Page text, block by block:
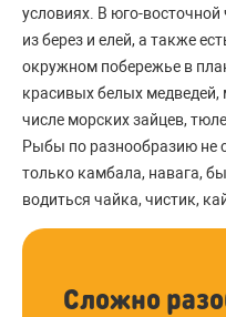
условиях. В юго-
из берез и елей, а также
окружном побережье в
красивых белых
числе морских зайцев,
Рыбы по разнообразию не
только камбала, навага,
водиться чайка, чистик,
Сложно